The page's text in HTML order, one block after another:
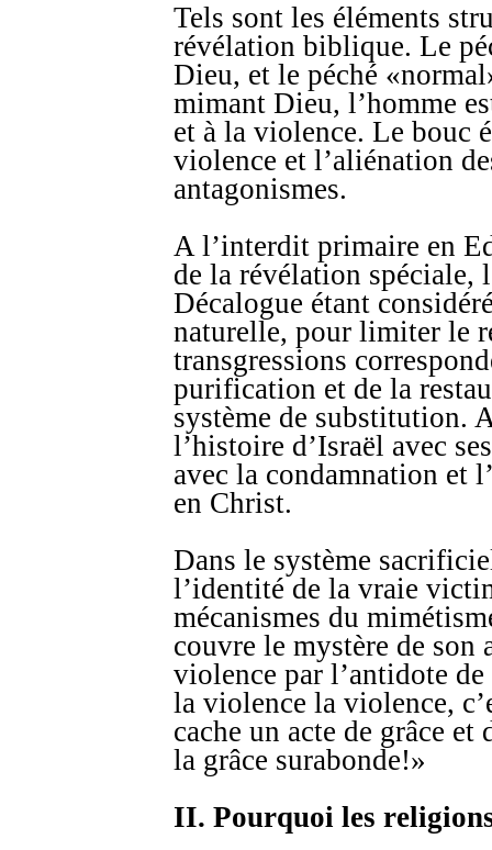
Tels sont les éléments
révélation biblique. Le
Dieu, et le péché
mimant Dieu, l’homme
et à la violence. Le bouc
violence et l’aliénation
antagonismes.
A l’interdit primaire en
de la révélation spéciale,
Décalogue étant
naturelle, pour limiter le
transgressions
purification et de la
système de substitution.
l’histoire d’Israël avec
avec la condamnation et
en Christ.
Dans le système
l’identité de la vraie
mécanismes du
couvre le mystère de
violence par l’antidote
la violence la violence,
cache un acte de grâce et
la grâce surabonde!»
II. Pourquoi les